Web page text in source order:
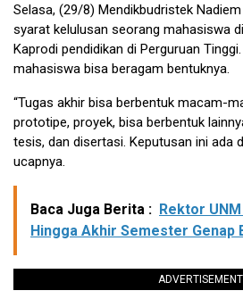
Selasa, (29/8) Mendikbudristek
syarat kelulusan seorang mahasiswa
Kaprodi pendidikan di Perguruan
mahasiswa bisa beragam bentuknya.
“Tugas akhir bisa berbentuk macam-
prototipe, proyek, bisa berbentuk
tesis, dan disertasi. Keputusan ini ada
ucapnya.
Baca Juga Berita : Rektor
Hingga Akhir Semester Genap
ADVERTISEMENT